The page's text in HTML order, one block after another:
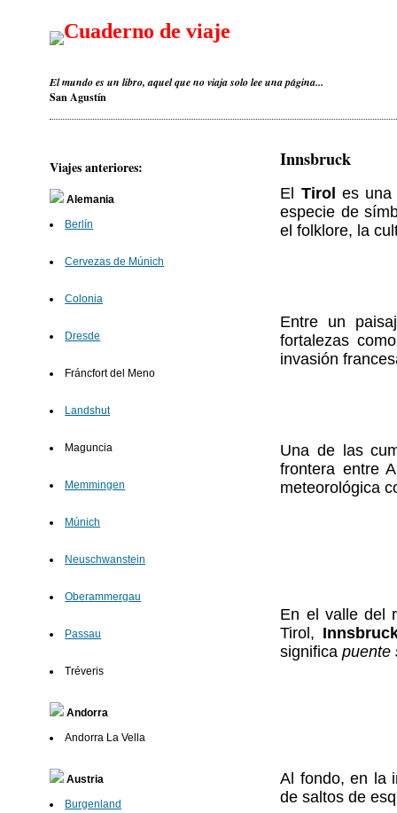
Cuaderno de viaje
El mundo es un libro, aquel que no viaja solo lee una página...
San Agustín
Viajes anteriores:
Alemania
Berlín
Cervezas de Múnich
Colonia
Dresde
Fráncfort del Meno
Landshut
Maguncia
Memmingen
Múnich
Neuschwanstein
Oberammergau
Passau
Tréveris
Andorra
Andorra La Vella
Austria
Burgenland
Innsbruck
El Tirol es una
especie de
el folklore, la
Entre un
fortalezas
invasión
Una de las
frontera entre
meteorológica
En el valle del
Tirol,
significapuente
Al fondo, en la
de saltos de